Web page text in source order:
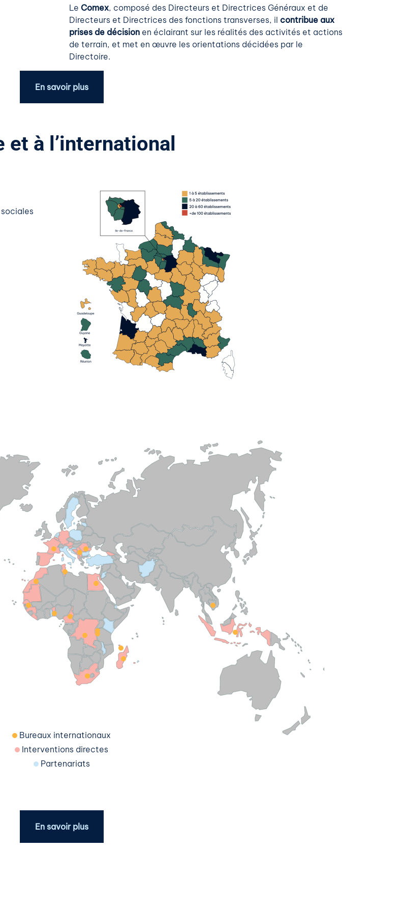
Le Comex, composé des Directeurs et Directrices Généraux et de
Directeurs et Directrices des fonctions transverses, il contribue aux
prises de décision en éclairant sur les réalités des activités et actions
de terrain, et met en œuvre les orientations décidées par le
Directoire.
En savoir plus
et à l’international
Bureaux internationaux
Interventions directes
Partenariats
En savoir plus